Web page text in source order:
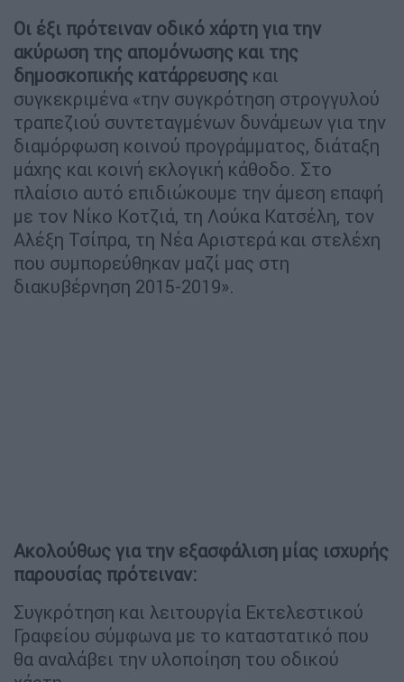
Οι έξι πρότειναν οδικό χάρτη για την
ακύρωση της απομόνωσης και της
δημοσκοπικής κατάρρευσης και
συγκεκριμένα «την συγκρότηση στρογγυλού
τραπεζιού συντεταγμένων δυνάμεων για την
διαμόρφωση κοινού προγράμματος, διάταξη
μάχης και κοινή εκλογική κάθοδο. Στο
πλαίσιο αυτό επιδιώκουμε την άμεση επαφή
με τον Νίκο Κοτζιά, τη Λούκα Κατσέλη, τον
Αλέξη Τσίπρα, τη Νέα Αριστερά και στελέχη
που συμπορεύθηκαν μαζί μας στη
διακυβέρνηση 2015-2019».
Ακολούθως για την εξασφάλιση μίας ισχυρής
παρουσίας πρότειναν:
Συγκρότηση και λειτουργία Εκτελεστικού
Γραφείου σύμφωνα με το καταστατικό που
θα αναλάβει την υλοποίηση του οδικού